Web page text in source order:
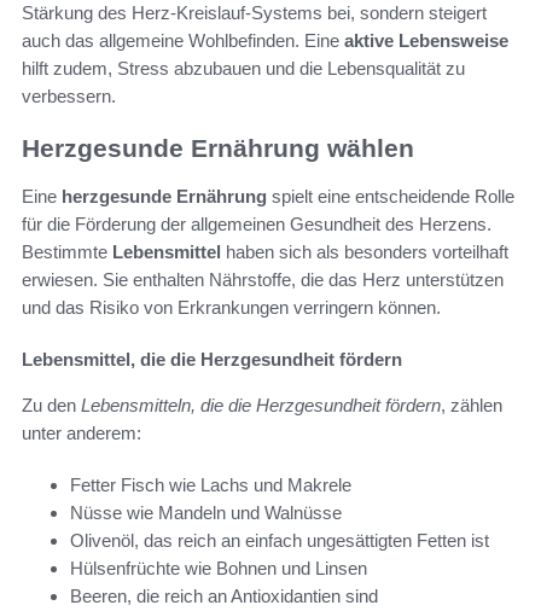
Stärkung des Herz-Kreislauf-Systems bei, sondern steigert
auch das allgemeine Wohlbefinden. Eine aktive Lebensweise
hilft zudem, Stress abzubauen und die Lebensqualität zu
verbessern.
Herzgesunde Ernährung wählen
Eine herzgesunde Ernährung spielt eine entscheidende Rolle
für die Förderung der allgemeinen Gesundheit des Herzens.
Bestimmte Lebensmittel haben sich als besonders vorteilhaft
erwiesen. Sie enthalten Nährstoffe, die das Herz unterstützen
und das Risiko von Erkrankungen verringern können.
Lebensmittel, die die Herzgesundheit fördern
Zu den Lebensmitteln, die die Herzgesundheit fördern, zählen
unter anderem:
Fetter Fisch wie Lachs und Makrele
Nüsse wie Mandeln und Walnüsse
Olivenöl, das reich an einfach ungesättigten Fetten ist
Hülsenfrüchte wie Bohnen und Linsen
Beeren, die reich an Antioxidantien sind